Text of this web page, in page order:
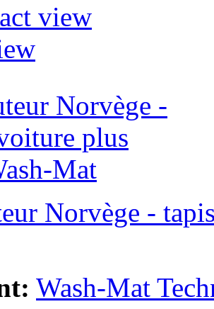
view
Norvège -
Wash-Mat